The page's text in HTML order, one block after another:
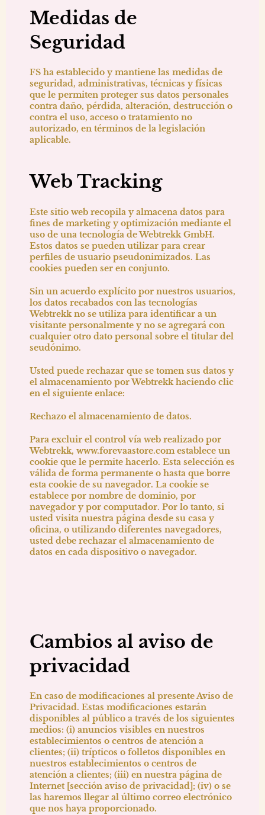
Medidas de
Seguridad
FS ha establecido y mantiene las medidas de
seguridad, administrativas, técnicas y físicas
que le permiten proteger sus datos personales
contra daño, pérdida, alteración, destrucción o
contra el uso, acceso o tratamiento no
autorizado, en términos de la legislación
aplicable.
Web Tracking
Este sitio web recopila y almacena datos para
fines de marketing y optimización mediante el
uso de una tecnología de Webtrekk GmbH.
Estos datos se pueden utilizar para crear
perfiles de usuario pseudonimizados. Las
cookies pueden ser en conjunto.
Sin un acuerdo explícito por nuestros usuarios,
los datos recabados con las tecnologías
Webtrekk no se utiliza para identificar a un
visitante personalmente y no se agregará con
cualquier otro dato personal sobre el titular del
seudónimo.
Usted puede rechazar que se tomen sus datos y
el almacenamiento por Webtrekk haciendo clic
en el siguiente enlace:
Rechazo el almacenamiento de datos.
Para excluir el control vía web realizado por
Webtrekk, www.forevaastore.comestablece un
cookie que le permite hacerlo. Esta selección es
válida de forma permanente o hasta que borre
esta cookie de su navegador. La cookie se
establece por nombre de dominio, por
navegador y por computador. Por lo tanto, si
usted visita nuestra página desde su casa y
oficina, o utilizando diferentes navegadores,
usted debe rechazar el almacenamiento de
datos en cada dispositivo o navegador.
Cambios al aviso de
privacidad
En caso de modificaciones al presente Aviso de
Privacidad. Estas modificaciones estarán
disponibles al público a través de los siguientes
medios: (i) anuncios visibles en nuestros
establecimientos o centros de atención a
clientes; (ii) trípticos o folletos disponibles en
nuestros establecimientos o centros de
atención a clientes; (iii) en nuestra página de
Internet [sección aviso de privacidad]; (iv) o se
las haremos llegar al último correo electrónico
que nos haya proporcionado.